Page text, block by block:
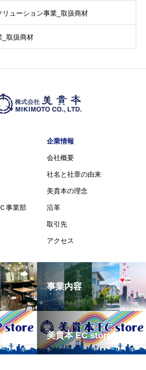
リューション事業_取扱商材
_取扱商材
事業部
企業情報
会社概要
社名と社章の由来
美貴本の理念
沿革
取引先
アクセス
事業内容
美貴本 EC store